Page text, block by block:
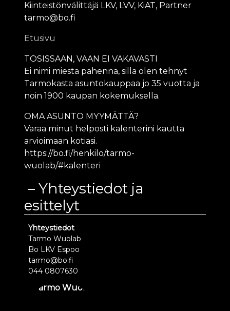
Kiinteistönvälittäjä LKV, LVV, KiAT, Partner
tarmo@bo.fi
Etusivu
TOSISSAAN, VAAN EI VAKAVASTI
Ei nimi miestä pahenna, sillä olen tehnyt
Tarmokasta asuntokauppaa jo 35 vuotta ja
noin 1900 kaupan kokemuksella.
OMA ASUNTO MYYMÄTTÄ?
Varaa minut helposti kalenterini kautta
arvioimaan kotiasi.
https://bo.fi/henkilo/tarmo-
wuolab/#kalenteri
Yhteystiedot ja
esittelyt
Yhteystiedot
Tarmo Wuolab
Bo LKV Espoo
tarmo@bo.fi
044 0807630